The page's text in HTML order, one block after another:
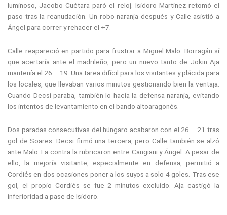
luminoso, Jacobo Cuétara paró el reloj. Isidoro Martínez retomó el
paso tras la reanudación. Un robo naranja después y Calle asistió a
Ángel para correr y rehacer el +7.
Calle reapareció en partido para frustrar a Miguel Malo. Borragán sí
que acertaría ante el madrileño, pero un nuevo tanto de Jokin Aja
mantenía el 26 – 19. Una tarea difícil para los visitantes y plácida para
los locales, que llevaban varios minutos gestionando bien la ventaja.
Cuando Decsi paraba, también lo hacía la defensa naranja, evitando
los intentos de levantamiento en el bando altoaragonés.
Dos paradas consecutivas del húngaro acabaron con el 26 – 21 tras
gol de Soares. Decsi firmó una tercera, pero Calle también se alzó
ante Malo. La contra la rubricaron entre Cangiani y Ángel. A pesar de
ello, la mejoría visitante, especialmente en defensa, permitió a
Cordiés en dos ocasiones poner a los suyos a solo 4 goles. Tras ese
gol, el propio Cordiés se fue 2 minutos excluido. Aja castigó la
inferioridad a pase de Isidoro.